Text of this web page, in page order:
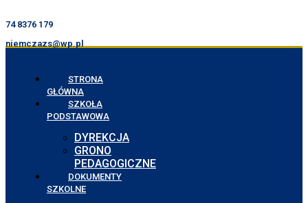
74 8376 179
niemczazs@wp.pl
STRONA
GŁÓWNA
SZKOŁA
PODSTAWOWA
DYREKCJA
GRONO
PEDAGOGICZNE
DOKUMENTY
SZKOLNE